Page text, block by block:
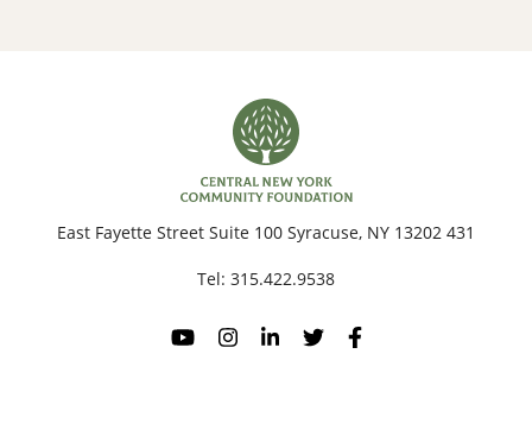
431 East Fayette Street Suite 100 Syracuse, NY 13202
Tel:315.422.9538